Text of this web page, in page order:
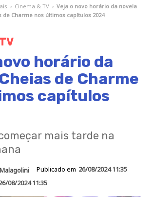
› Cinema & TV › Veja o novo horário da novela
de Charme nos últimos capítulos 2024
horário da
de Charme
capítulos
mais tarde na
Publicado em 26/08/2024 11:35
08/2024 11:35